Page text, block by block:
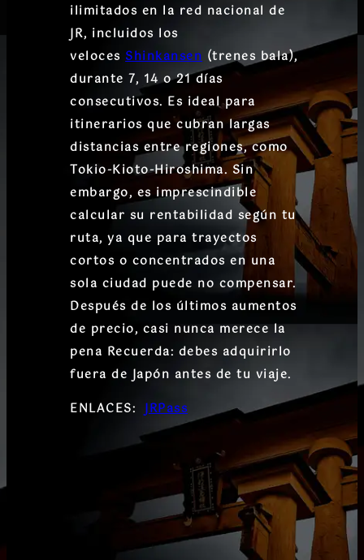
ilimitados en la red nacional de
JR, incluidos los
velocesShinkansen (trenes bala),
durante 7, 14 o 21 días
consecutivos. Es ideal para
itinerarios que cubran largas
distancias entre regiones, como
Tokio-Kioto-Hiroshima. Sin
embargo, es imprescindible
calcular su rentabilidad según tu
ruta, ya que para trayectos
cortos o concentrados en una
sola ciudad puede no compensar.
Después de los últimos aumentos
de precio, casi nunca merece la
pena Recuerda: debes adquirirlo
fuera de Japón antes de tu viaje.
ENLACES: JRPass